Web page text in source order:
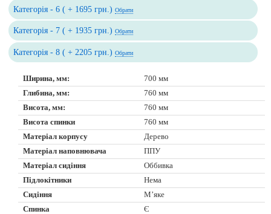
Категорія - 6 ( + 1695 грн.)Обрати
Категорія - 7 ( + 1935 грн.)Обрати
Категорія - 8 ( + 2205 грн.)Обрати
Ширина, мм:
700 мм
Глибина, мм:
760 мм
Висота, мм:
760 мм
Висота спинки
760 мм
Матеріал корпусу
Дерево
Матеріал наповнювача
ППУ
Матеріал сидіння
Оббивка
Підлокітники
Нема
Сидіння
М’яке
Спинка
Є